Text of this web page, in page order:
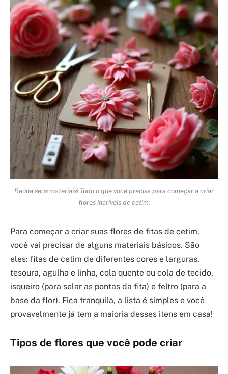
Reúna seus materiais! Tudo o que você precisa para começar a criar
flores incríveis de cetim.
Para começar a criar suas flores de fitas de cetim,
você vai precisar de alguns materiais básicos. São
eles: fitas de cetim de diferentes cores e larguras,
tesoura, agulha e linha, cola quente ou cola de tecido,
isqueiro (para selar as pontas da fita) e feltro (para a
base da flor). Fica tranquila, a lista é simples e você
provavelmente já tem a maioria desses itens em casa!
Tipos de flores que você pode criar